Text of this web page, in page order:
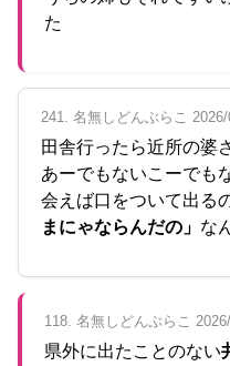
た
241. 名無しどんぶらこ
田舎行ったら近所の婆
あーでもないこーでも
会えば口をついて出る
まにゃならんだの」 な
118. 名無しどんぶらこ
県外に出たことのない